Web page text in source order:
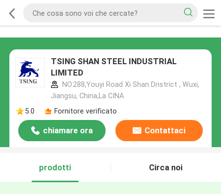
TSING SHAN STEEL INDUSTRIAL
LIMITED
NO.288,Youyi Road Xi Shan Dristrict , Wuxi,
Jiangsu, China,La CINA
5.0
Fornitore verificato
chiamare ora Contattaci
prodotti Circa noi